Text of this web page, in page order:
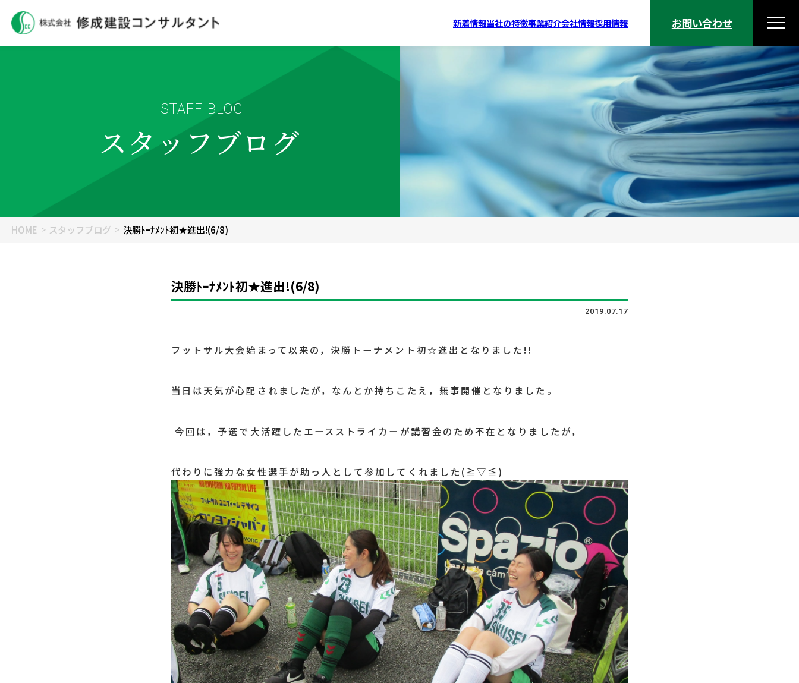
新着情報当社の特徴事業紹介会社情報採用情報 お問い合わせ
STAFF BLOG
スタッフブログ
HOME スタッフブログ 決勝ﾄｰﾅﾒﾝﾄ初★進出!(6/8)
決勝ﾄｰﾅﾒﾝﾄ初★進出!(6/8)
2019.07.17
フットサル大会始まって以来の，決勝トーナメント初☆進出となりました!!
当日は天気が心配されましたが，なんとか持ちこたえ，無事開催となりました。
今回は，予選で大活躍したエースストライカーが講習会のため不在となりましたが，
代わりに強力な女性選手が助っ人として参加してくれました(≧▽≦)